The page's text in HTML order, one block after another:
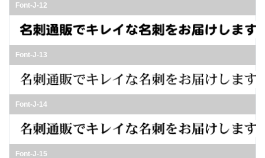
Font-J-12
Font-J-13
Font-J-14
Font-J-15